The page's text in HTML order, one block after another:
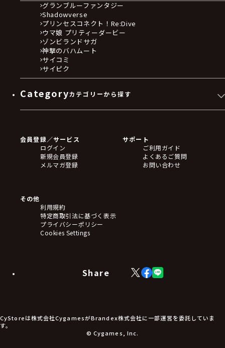
グランブルーファンタジー
Shadowverse
プリンセスコネクト！Re:Dive
ウマ娘 プリティーダービー
ゾンビランドサガ
神撃のバハムート
サイコミ
サイピク
Categoryカテゴリーから探す
フィギュア
アクリルスタンド
バッジ
キーホルダー・ストラップ
ステッカー・シール・カード
タペストリー・ポスター
アームサポーター
ブレードホルダー
食品・飲料品
アパレル小物
アクセサリー
会員登録／サービス
ログイン
新規会員登録
メルマガ登録
サポート
ご利用ガイド
よくあるご質問
お問い合わせ
その他
利用規約
特定商取引法に基づく表示
プライバシーポリシー
Cookies Settings
Share
X
(Twitter)
Facebook
LINE
CyStoreは株式会社CygamesがBrandex株式会社に一部運営を委託していま
す。
© Cygames, Inc.